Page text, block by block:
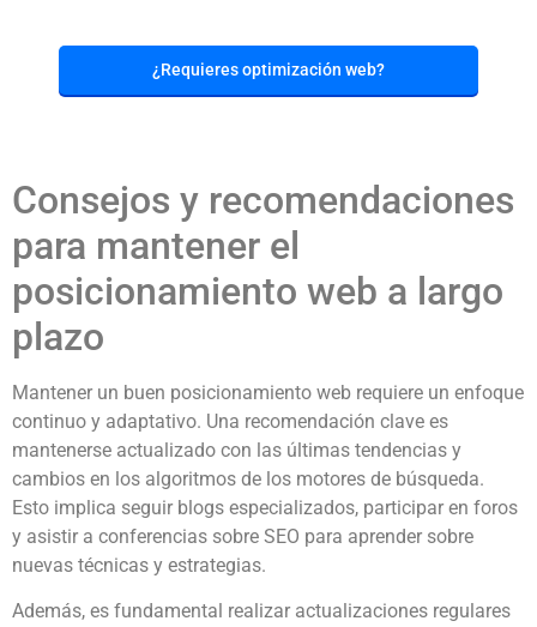
¿Requieres optimización web?
Consejos y recomendaciones
para mantener el
posicionamiento web a largo
plazo
Mantener un buen posicionamiento web requiere un enfoque
continuo y adaptativo. Una recomendación clave es
mantenerse actualizado con las últimas tendencias y
cambios en los algoritmos de los motores de búsqueda.
Esto implica seguir blogs especializados, participar en foros
y asistir a conferencias sobre SEO para aprender sobre
nuevas técnicas y estrategias.
Además, es fundamental realizar actualizaciones regulares